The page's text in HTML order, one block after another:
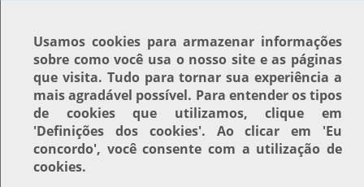
Usamos cookiespara armazenar informações
sobre como você usa o nosso site e as páginas
que visita. Tudo para tornar sua experiência a
mais agradável possível. Para entender os tipos
de cookies que utilizamos, clique em
'Definições dos cookies'. Ao clicar em 'Eu
concordo', você consente com a utilização de
cookies.